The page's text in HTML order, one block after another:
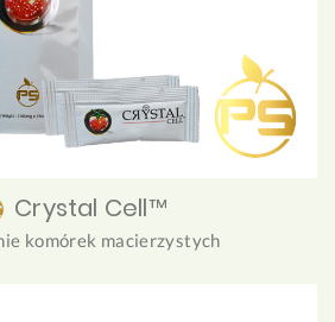
Crystal Cell™
komórek macierzystych